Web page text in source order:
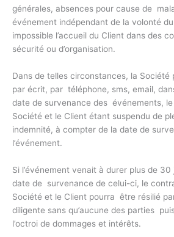
générales, absences pour cause de
événement indépendant de la volonté
impossible l’accueil du Client dans des
sécurité ou d’organisation.
Dans de telles circonstances, la Société
par écrit, par téléphone, sms, email,
date de survenance des événements,
Société et le Client étant suspendu de
indemnité, à compter de la date de
l’événement.
Si l’événement venait à durer plus de
date de survenance de celui-ci, le
Société et le Client pourra être résilié
diligente sans qu’aucune des parties
l’octroi de dommages et intérêts.